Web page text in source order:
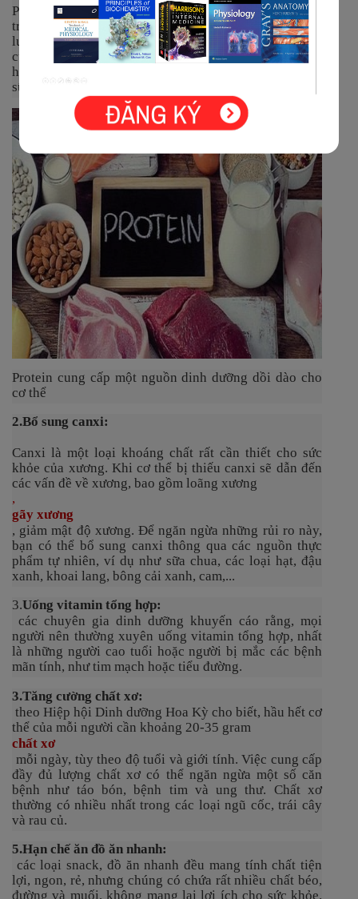
Protein là một trong những chất dinh dưỡng quan
trọng nhất đối với cơ thể. Nó cung cấp nguồn năng
lượng dồi dào giúp duy trì sức mạnh và trọng lượng
của cơ thể. Bạn có thể bổ sung protein vào chế độ ăn
hàng ngày thông qua các loại thực phẩm, như trứng,
sữa, các loại hạt, súp lơ, chuối, bơ, ...
Protein cung cấp một nguồn dinh dưỡng dồi dào cho
cơ thể
2.Bổ sung canxi:
Canxi là một loại khoáng chất rất cần thiết cho sức
khỏe của xương. Khi cơ thể bị thiếu canxi sẽ dẫn đến
các vấn đề về xương, bao gồm loãng xương
,
gãy xương
, giảm mật độ xương. Để ngăn ngừa những rủi ro này,
bạn có thể bổ sung canxi thông qua các nguồn thực
phẩm tự nhiên, ví dụ như sữa chua, các loại hạt, đậu
xanh, khoai lang, bông cải xanh, cam,...
3.Uống vitamin tổng hợp:
các chuyên gia dinh dưỡng khuyến cáo rằng, mọi
người nên thường xuyên uống vitamin tổng hợp, nhất
là những người cao tuổi hoặc người bị mắc các bệnh
mãn tính, như tim mạch hoặc tiểu đường.
3.Tăng cường chất xơ:
theo Hiệp hội Dinh dưỡng Hoa Kỳ cho biết, hầu hết cơ
thể của mỗi người cần khoảng 20-35 gram
chất xơ
mỗi ngày, tùy theo độ tuổi và giới tính. Việc cung cấp
đầy đủ lượng chất xơ có thể ngăn ngừa một số căn
bệnh như táo bón, bệnh tim và ung thư. Chất xơ
thường có nhiều nhất trong các loại ngũ cốc, trái cây
và rau củ.
5.Hạn chế ăn đồ ăn nhanh:
các loại snack, đồ ăn nhanh đều mang tính chất tiện
lợi, ngon, rẻ, nhưng chúng có chứa rất nhiều chất béo,
đường và muối, không mang lại lợi ích cho sức khỏe.